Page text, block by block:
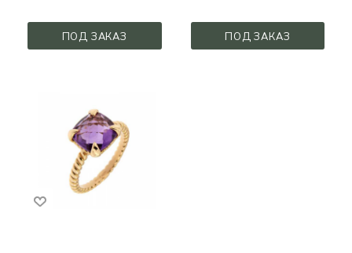
ПОД ЗАКАЗ ПОД ЗАКАЗ